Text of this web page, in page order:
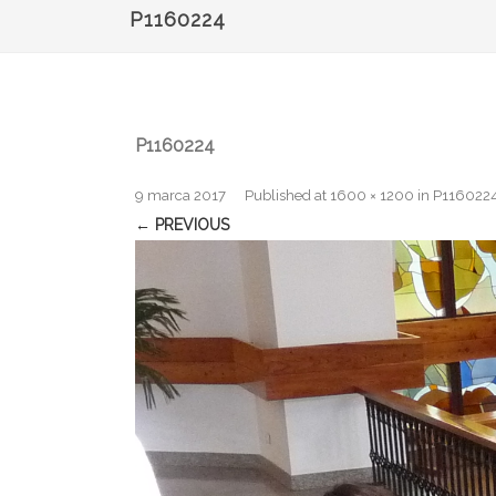
P1160224
P1160224
Published
9 marca 2017 at 1600 × 1200 in
← PREVIOUS